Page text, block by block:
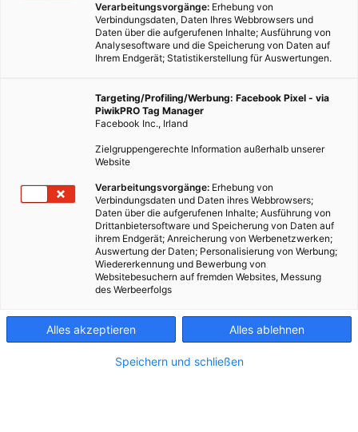
Kontakt
Impressum
Verarbeitungsvorgänge: Erhebung von
Verbindungsdaten, Daten Ihres Webbrowsers und
Daten über die aufgerufenen Inhalte; Ausführung von
Analysesoftware und die Speicherung von Daten auf
Ihrem Endgerät; Statistikerstellung für Auswertungen.
Targeting/Profiling/Werbung: Facebook Pixel - via
PiwikPRO Tag Manager
Facebook Inc., Irland
Zielgruppengerechte Information außerhalb unserer
Website
Verarbeitungsvorgänge: Erhebung von
Verbindungsdaten und Daten ihres Webbrowsers;
Daten über die aufgerufenen Inhalte; Ausführung von
Drittanbietersoftware und Speicherung von Daten auf
ihrem Endgerät; Anreicherung von Werbenetzwerken;
Auswertung der Daten; Personalisierung von Werbung;
Wiedererkennung und Bewerbung von
Websitebesuchern auf fremden Websites, Messung
des Werbeerfolgs
Alles akzeptieren Alles ablehnen
Speichern und schließen